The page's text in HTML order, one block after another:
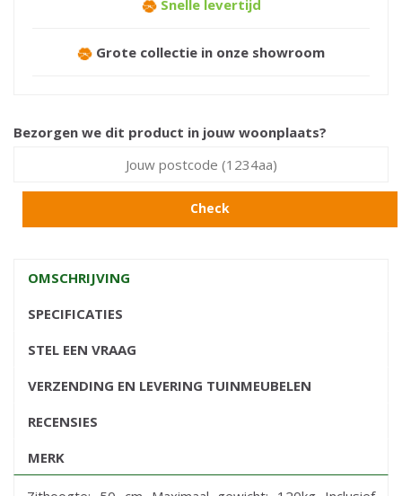
Snelle levertijd
Grote collectie in onze showroom
Bezorgen we dit product in jouw woonplaats?
Check
OMSCHRIJVING
SPECIFICATIES
STEL EEN VRAAG
VERZENDING EN LEVERING TUINMEUBELEN
RECENSIES
MERK